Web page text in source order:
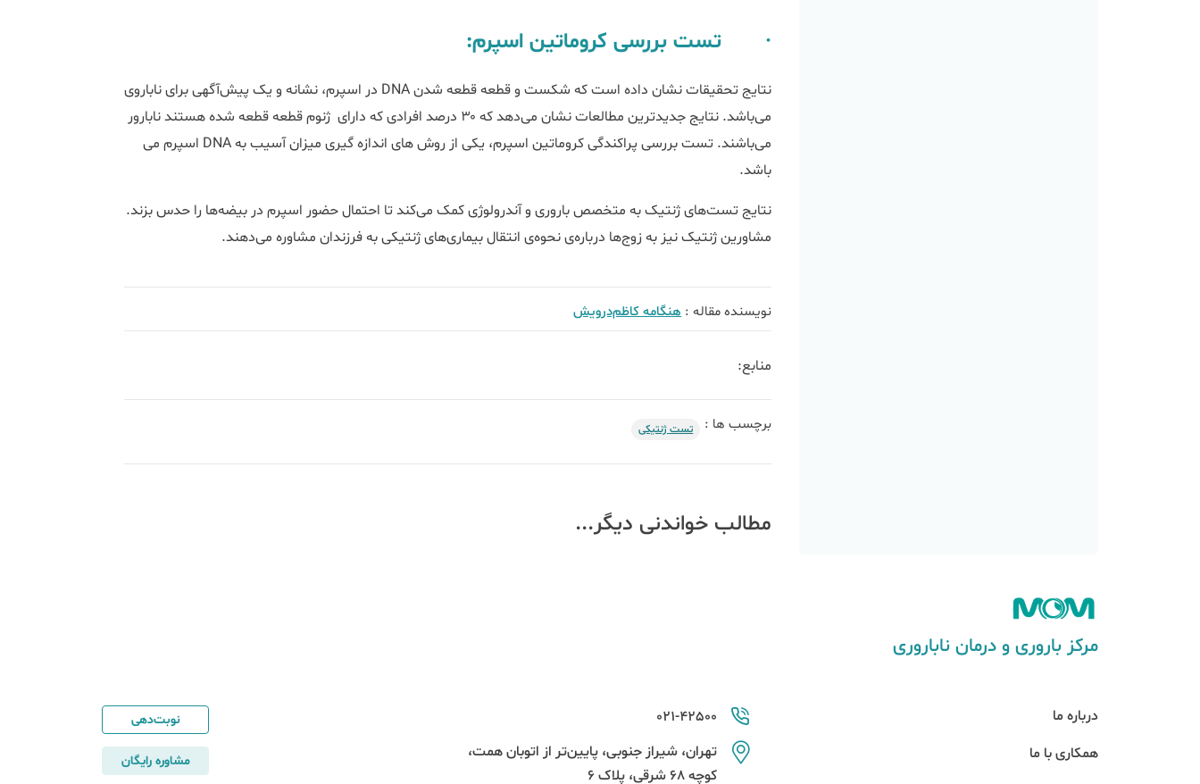
· تست بررسی کروماتین اسپرم:
نتایج تحقیقات نشان داده است که شکست و قطعه ‌قطعه شدن DNA در اسپرم، نشانه‌ و یک پیش‌آگهی برای ناباروی
می‌باشد. نتایج جدیدترین مطالعات نشان ‌‌‌‌می‌دهد که ۳۰ درصد افرادی که دارای ژنوم قطعه‌ قطعه ‌شده هستند نابارور
می‌باشند. تست بررسی پراکندگی کروماتین اسپرم، یکی از روش های اندازه گیری میزان آسیب به DNA اسپرم می
باشد.
نتایج تست‌‌‌های ژنتیک به متخصص باروری و آندرولوژی کمک می‌کند تا احتمال حضور اسپرم در بیضه‌ها را حدس بزند.
مشاورین ژنتیک نیز به زوج‌ها درباره‌ی نحوه‌ی انتقال بیماری‌‌‌های ژنتیکی به فرزندان مشاوره می‌دهند.​
نویسنده مقاله :هنگامه کاظم‌درویش
منابع:
برچسب ها : تست ژنتیکی
مطالب خواندنی دیگر...
مرکز باروری و درمان ناباروری
درباره ما
همکاری با ما
021-42500
تهران، شیراز جنوبی، پایین‌تر از اتوبان همت،
کوچه 68 شرقی، پلاک 6
نوبت‌دهی
مشاوره رایگان